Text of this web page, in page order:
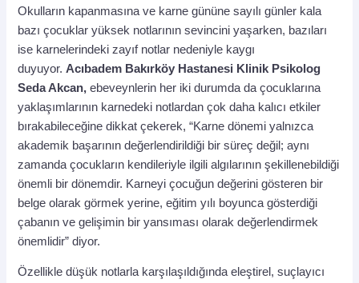
Okulların kapanmasına ve karne gününe sayılı günler kala
bazı çocuklar yüksek notlarının sevincini yaşarken, bazıları
ise karnelerindeki zayıf notlar nedeniyle kaygı
duyuyor. Acıbadem Bakırköy Hastanesi Klinik Psikolog
Seda Akcan, ebeveynlerin her iki durumda da çocuklarına
yaklaşımlarının karnedeki notlardan çok daha kalıcı etkiler
bırakabileceğine dikkat çekerek, “Karne dönemi yalnızca
akademik başarının değerlendirildiği bir süreç değil; aynı
zamanda çocukların kendileriyle ilgili algılarının şekillenebildiği
önemli bir dönemdir. Karneyi çocuğun değerini gösteren bir
belge olarak görmek yerine, eğitim yılı boyunca gösterdiği
çabanın ve gelişimin bir yansıması olarak değerlendirmek
önemlidir” diyor.
Özellikle düşük notlarla karşılaşıldığında eleştirel, suçlayıcı